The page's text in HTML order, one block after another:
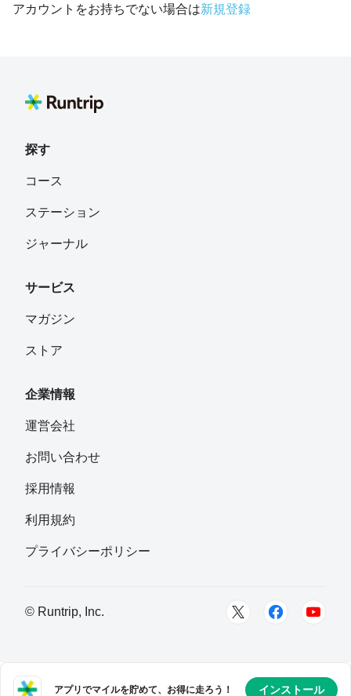
アカウントをお持ちでない場合は新規登録
探す
コース
ステーション
ジャーナル
サービス
マガジン
ストア
企業情報
運営会社
お問い合わせ
採用情報
利用規約
プライバシーポリシー
© Runtrip, Inc.
アプリでマイルを貯めて、お得に走ろう！ インストール